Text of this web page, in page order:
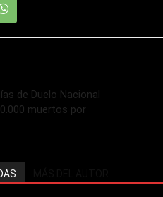
de Duelo Nacional
muertos por